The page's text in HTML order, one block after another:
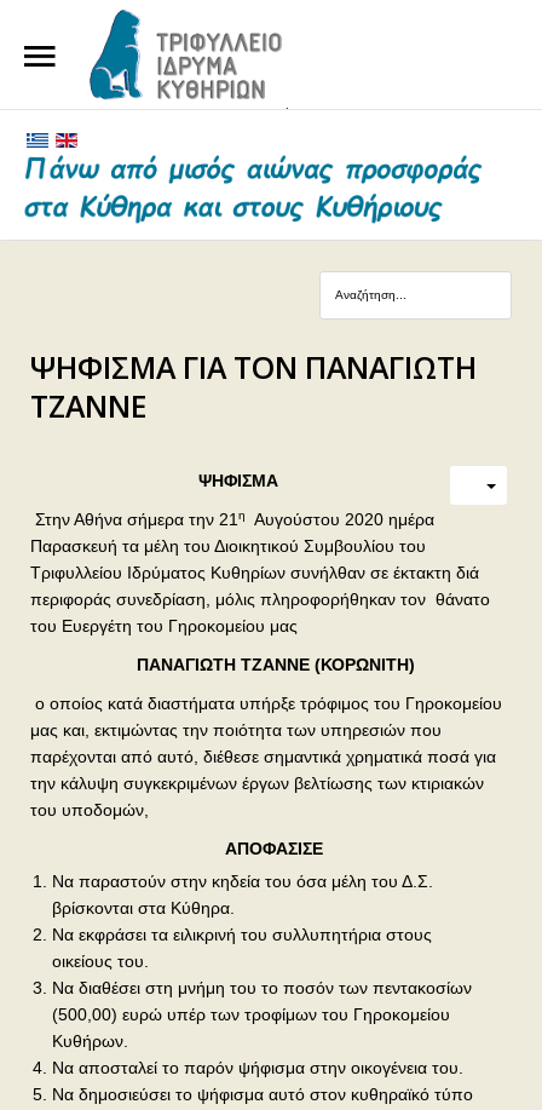
ΤΟ ΙΔΡΥΜΑ
ΕΥΕΡΓΕΤΕΣ ΚΑΙ ΔΩΡΗΤΕΣ
ΕΠΙΚΟΙΝΩΝΙΑ
ΨΗΦΙΣΜΑ ΓΙΑ ΤΟΝ ΠΑΝΑΓΙΩΤΗ
ΤΖΑΝΝΕ
ΨΗΦΙΣΜΑ
Στην Αθήνα σήμερα την 21η
Αυγούστου 2020 ημέρα
Παρασκευή τα μέλη του Διοικητικού Συμβουλίου του
Τριφυλλείου Ιδρύματος Κυθηρίων συνήλθαν σε έκτακτη διά
περιφοράς συνεδρίαση, μόλις πληροφορήθηκαν τον θάνατο
του Ευεργέτη του Γηροκομείου μας
ΠΑΝΑΓΙΩΤΗ ΤΖΑΝΝΕ (ΚΟΡΩΝΙΤΗ)
ο οποίος κατά διαστήματα υπήρξε τρόφιμος του Γηροκομείου
μας και, εκτιμώντας την ποιότητα των υπηρεσιών που
παρέχονται από αυτό, διέθεσε σημαντικά χρηματικά ποσά για
την κάλυψη συγκεκριμένων έργων βελτίωσης των κτιριακών
του υποδομών,
ΑΠΟΦΑΣΙΣΕ
Να παραστούν στην κηδεία του όσα μέλη του Δ.Σ.
βρίσκονται στα Κύθηρα.
Να εκφράσει τα ειλικρινή του συλλυπητήρια στους
οικείους του.
Να διαθέσει στη μνήμη του το ποσόν των πεντακοσίων
(500,00) ευρώ υπέρ των τροφίμων του Γηροκομείου
Κυθήρων.
Να αποσταλεί το παρόν ψήφισμα στην οικογένεια του.
Να δημοσιεύσει το ψήφισμα αυτό στον κυθηραϊκό τύπο